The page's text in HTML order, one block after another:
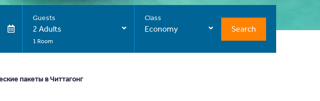
Guests
2 Adults
1 Room
Class
Economy Search
пакеты в Читтагонг